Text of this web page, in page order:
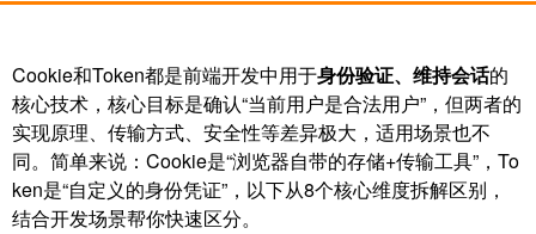
Cookie和Token都是前端开发中用于身份验证、维持会话的
核心技术，核心目标是确认“当前用户是合法用户”，但两者的
实现原理、传输方式、安全性等差异极大，适用场景也不
同。简单来说：Cookie是“浏览器自带的存储+传输工具”，To
ken是“自定义的身份凭证”，以下从8个核心维度拆解区别，
结合开发场景帮你快速区分。